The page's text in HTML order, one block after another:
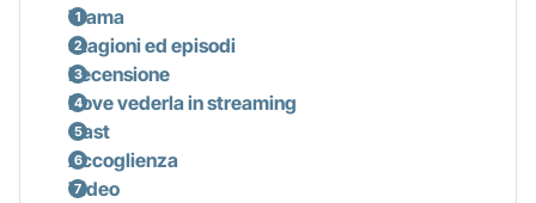
Trama
Stagioni ed episodi
Recensione
Dove vederla in streaming
Cast
Accoglienza
Video